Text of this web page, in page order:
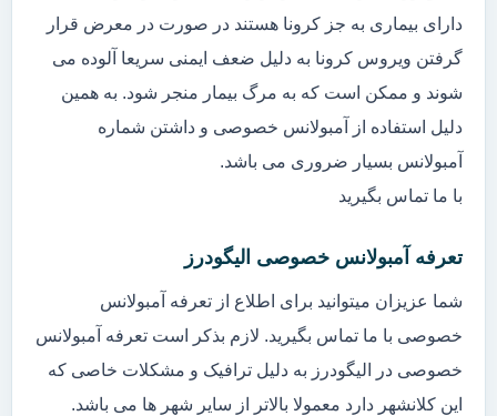
دارای بیماری به جز کرونا هستند در صورت در معرض قرار
گرفتن ویروس کرونا به دلیل ضعف ایمنی سریعا آلوده می
شوند و ممکن است که به مرگ بیمار منجر شود. به همین
دلیل استفاده از آمبولانس خصوصی و داشتن شماره
آمبولانس بسیار ضروری می باشد.
با ما تماس بگیرید
تعرفه آمبولانس خصوصی الیگودرز
شما عزیزان میتوانید برای اطلاع از تعرفه آمبولانس
خصوصی با ما تماس بگیرید. لازم بذکر است تعرفه آمبولانس
خصوصی در الیگودرز به دلیل ترافیک و مشکلات خاصی که
این کلانشهر دارد معمولا بالاتر از سایر شهر ها می باشد.